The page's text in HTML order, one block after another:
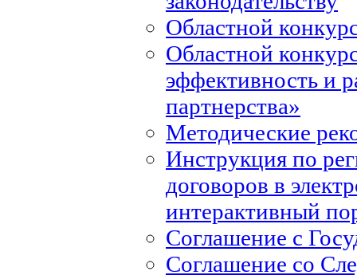
Областной
Областной
эффективность и
партнерства»
Методические
Инструкция по
договоров в
интерактивный
Соглашение с
Соглашение со